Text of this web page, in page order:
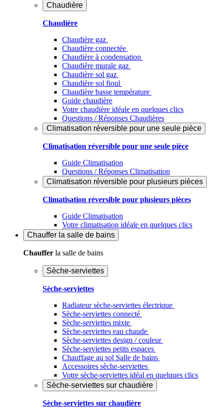
Chaudière
Chaudière
Chaudière gaz
Chaudière connectée
Chaudière à condensation
Chaudière murale gaz
Chaudière sol gaz
Chaudière sol fioul
Chaudière basse température
Guide chaudière
Votre chaudière idéale en quelques clics
Questions / Réponses Chaudières
Climatisation réversible pour une seule pièce
Climatisation réversible pour une seule pièce
Guide Climatisation
Questions / Réponses Climatisation
Climatisation réversible pour plusieurs pièces
Climatisation réversible pour plusieurs pièces
Guide Climatisation
Votre climatisation idéale en quelques clics
Chauffer la salle de bains
Chauffer la salle de bains
Sèche-serviettes
Sèche-serviettes
Radiateur sèche-serviettes électrique
Sèche-serviettes connecté
Sèche-serviettes mixte
Sèche-serviettes eau chaude
Sèche-serviettes design / couleur
Sèche-serviettes petits espaces
Chauffage au sol Salle de bains
Accessoires sèche-serviettes
Votre sèche-serviettes idéal en quelques clics
Sèche-serviettes sur chaudière
Sèche-serviettes sur chaudière